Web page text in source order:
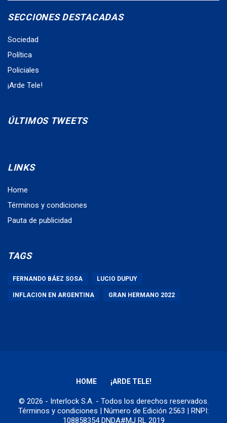
SECCIONES DESTACADAS
Sociedad
Política
Policiales
¡Arde Tele!
ÚLTIMOS TWEETS
LINKS
Home
Términos y condiciones
Pauta de publicidad
TAGS
FERNANDO BÁEZ SOSA LUCIO DUPUY
INFLACION EN ARGENTINA GRAN HERMANO 2022
HOME ¡ARDE TELE!
© 2026 - Interlock S.A. - Todos los derechos reservados.
Términos y condiciones | Número de Edición 2563 | RNPI:
108858354 DNDA#MJ RL 2019